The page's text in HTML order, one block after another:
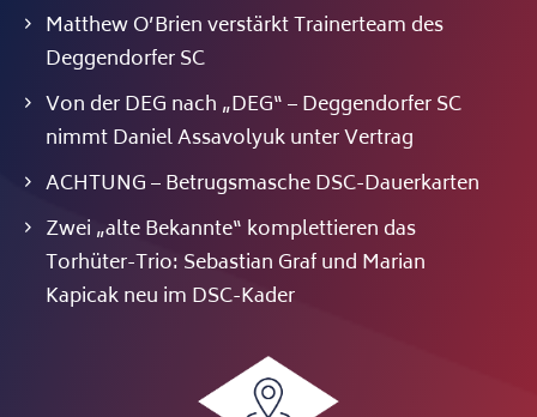
Matthew O’Brien verstärkt Trainerteam des
Deggendorfer SC
Von der DEG nach „DEG“ – Deggendorfer SC
nimmt Daniel Assavolyuk unter Vertrag
ACHTUNG – Betrugsmasche DSC-Dauerkarten
Zwei „alte Bekannte“ komplettieren das
Torhüter-Trio: Sebastian Graf und Marian
Kapicak neu im DSC-Kader